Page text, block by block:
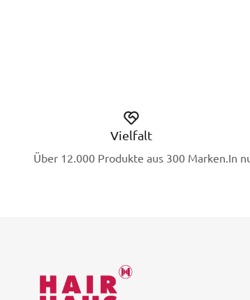
Vielfalt
Über 12.000 Produkte aus 300 Marken.In